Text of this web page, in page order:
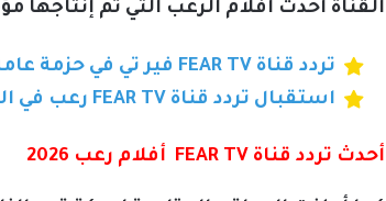
القناة أحدث أفلام الرعب التي تم إنتاجها
تردد قناة FEAR TV فير تي في حزمة عامة
استقبال تردد قناة FEAR TV رعب في الجزائر والمغرب وتونس
أحدث تردد قناة FEAR TV أفلام رعب 2026